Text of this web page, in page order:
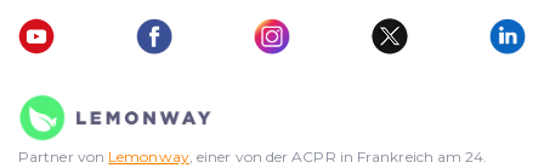
Partner von Lemonway, einer von der ACPR in Frankreich am 24.